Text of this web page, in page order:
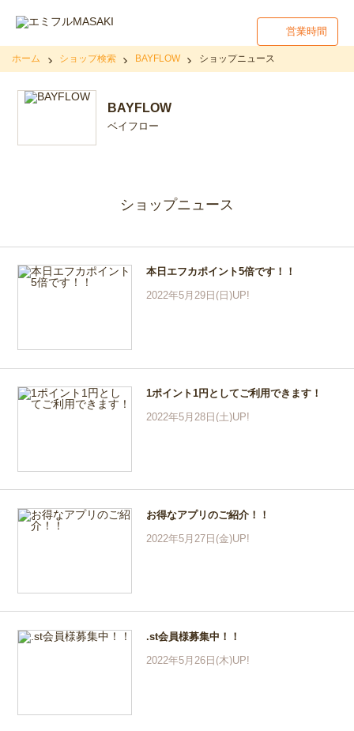
営業時間
ホーム ショップ検索 BAYFLOW ショップニュース
BAYFLOW
ベイフロー
ショップニュース
本日エフカポイント5倍です！！
2022年5月29日(日)UP!
1ポイント1円としてご利用できます！
2022年5月28日(土)UP!
お得なアプリのご紹介！！
2022年5月27日(金)UP!
.st会員様募集中！！
2022年5月26日(木)UP!